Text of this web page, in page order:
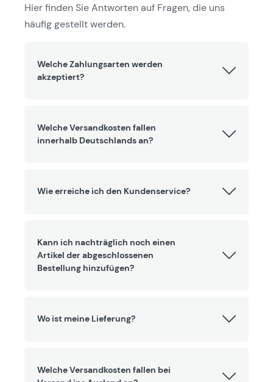
Hier finden Sie Antworten auf Fragen, die uns
häufig gestellt werden.
Welche Zahlungsarten werden
akzeptiert?
Welche Versandkosten fallen
innerhalb Deutschlands an?
Wie erreiche ich den Kundenservice?
Kann ich nachträglich noch einen
Artikel der abgeschlossenen
Bestellung hinzufügen?
Wo ist meine Lieferung?
Welche Versandkosten fallen bei